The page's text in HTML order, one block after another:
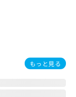
もっと見る